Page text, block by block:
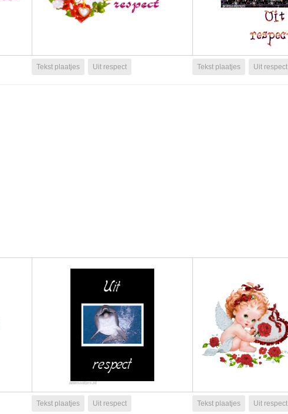
Tekst plaatjes Uit respect Tekst plaatjes Uit respect
Tekst plaatjes Uit respect Tekst plaatjes Uit respect